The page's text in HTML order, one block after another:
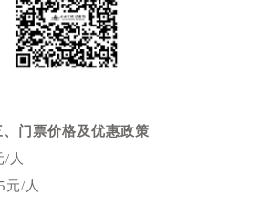
、门票价格及优惠政策
人
/人